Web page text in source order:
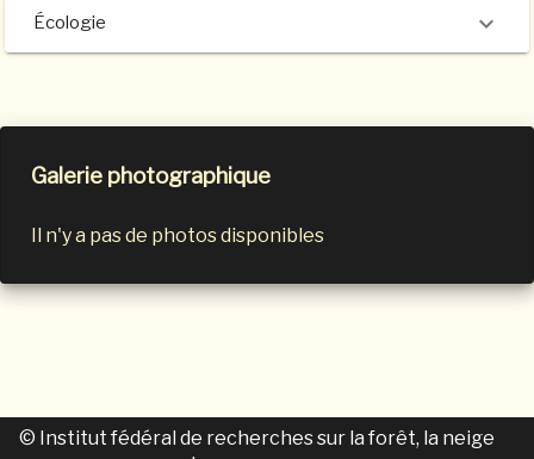
Écologie
Galerie photographique
Il n'y a pas de photos disponibles
© Institut fédéral de recherches sur la forêt, la neige